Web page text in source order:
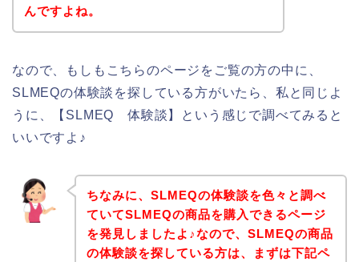
んですよね。
なので、もしもこちらのページをご覧の方の中に、
SLMEQの体験談を探している方がいたら、私と同じよ
うに、【SLMEQ 体験談】という感じで調べてみると
いいですよ♪
ちなみに、SLMEQの体験談を色々と調べ
ていてSLMEQの商品を購入できるページ
を発見しましたよ♪なので、SLMEQの商品
の体験談を探している方は、まずは下記ペ